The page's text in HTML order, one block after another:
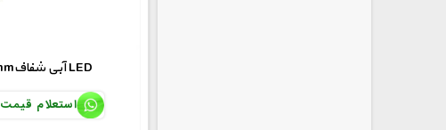
5mmآبی شفاف LED
استعلام قیمت